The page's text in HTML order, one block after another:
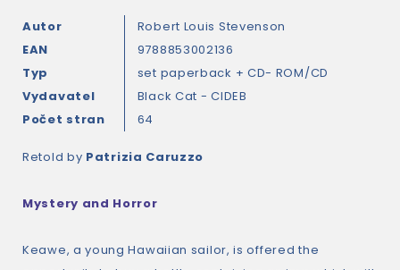
Autor
Robert Louis Stevenson
EAN
9788853002136
Typ
set paperback + CD- ROM/CD
Vydavatel
Black Cat - CIDEB
Počet stran
64
Retold by Patrizia Caruzzo
Mystery and Horror
Keawe, a young Hawaiian sailor, is offered the